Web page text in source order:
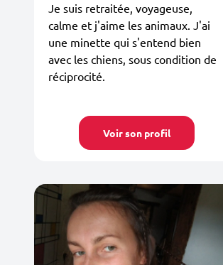
Je suis retraitée, voyageuse,
calme et j'aime les animaux. J'ai
une minette qui s'entend bien
avec les chiens, sous condition de
réciprocité.
Voir son profil